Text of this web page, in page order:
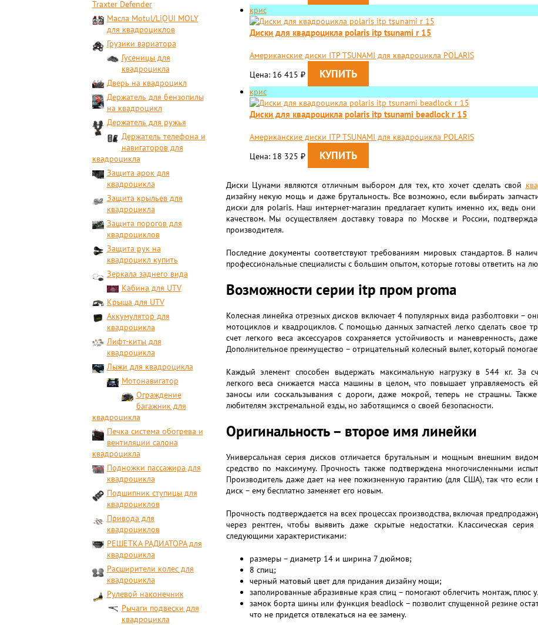
Traxter Defender
Масла Motul/LiQUI MOLY
для квадроциклов
Грузики вариатора
Гусеницы для
квадроцикла
Дверь на квадроцикл
Держатель для бензопилы
на квадроцикл
Держатель для ружья
Держатель телефона и
навигаторов для
квадроцикла
Защита арок для
квадроцикла
Защита крыльев для
квадроцикла
Защита порогов для
квадроциклов
Защита рук на
квадроцикл купить
Зеркала заднего вида
Кабина для UTV
Крыша для UTV
Аккумулятор для
квадроцикла
Лифт-киты для
квадроцикла
Лыжи для квадроцикла
Мотонавигатор
Ограждение
багажник для
квадроцикла
Печка система обогрева и
вентиляции салона
квадроцикла
Подножки пассажира для
квадроцикла
Подшипник ступицы для
квадроциклов
Привода для
квадроциклов
РЕШЕТКА РАДИАТОРА для
квадроцикла
Расширители колес для
квадроцикла
Рулевой наконечник
Рычаги подвески для
квадроцикла
крис
Диски для квадроцикла polaris itp tsunami r 15
Американские диски ITP TSUNAMI для квадроцикла POLARIS
Цена: 16 415 ₽
крис
Диски для квадроцикла polaris itp tsunami beadlock r 15
Американские диски ITP TSUNAMI для квадроцикла POLARIS
Цена: 18 325 ₽
Диски Цунами являются отличным выбором для тех, кто хочет сделать свой
дизайну некую мощь и даже брутальность. Все возможно, если выбирать
диски для polaris. Наш интернет-магазин предлагает купить именно их, ведь
качеством. Мы осуществляем доставку товара по Москве и России,
производителя.
Последние документы соответствуют требованиям мировых стандартов. В
профессиональные специалисты с большим опытом, которые готовы ответить на
Возможности серии itp пром proma
Колесная линейка отрезных дисков включает 4 популярных вида разболтовки –
мотоциклов и квадроциклов. С помощью данных запчастей легко сделать свое
счет легкого веса аксессуаров сохраняется устойчивость и маневренность,
Дополнительное преимущество – отрицательный колесный вылет, который
Каждый элемент способен выдержать максимальную нагрузку в 544 кг. За
легкого веса снижается масса машины в целом, что повышает управляемость
заносы или соскальзывания с дороги, даже мокрой, теперь не страшны.
любителям экстремальной езды, но заботящимся о своей безопасности.
Оригинальность – второе имя линейки
Универсальная серия дисков отличается брутальным и мощным внешним
средство по максимуму. Прочность также подтверждена многочисленными
Производитель даже дает на нее пожизненную гарантию (для США), так что если
диск – ему бесплатно заменяет его новым.
Прочность подтверждается на всех процессах производства, включая
через рентген, чтобы выявить даже скрытые недостатки. Классическая
следующими характеристиками:
размеры – диаметр 14 и ширина 7 дюймов;
8 спиц;
черный матовый цвет для придания дизайну мощи;
заполированные абразивные края спиц – помогают облегчить монтаж, плюс
замок борта шины или функция beadlock – позволит спущенной резине
что не придется отвлекаться на ее замену.